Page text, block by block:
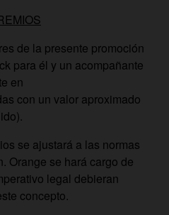
de la presente promoción
para él y un acompañante
en
con un valor aproximado
se ajustará a las normas
Orange se hará cargo de
legal debieran
concepto.